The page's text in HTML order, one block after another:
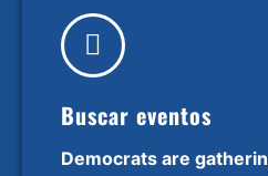
Buscar eventos
Democrats are